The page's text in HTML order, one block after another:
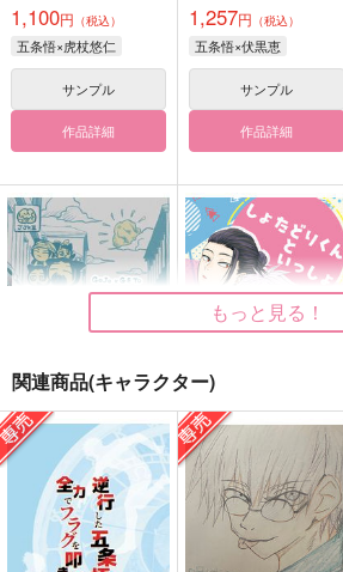
1,100円 （税込）
五条悟×虎杖悠仁
サンプル
作品詳細
1,257円 （税込）
五条悟×伏黒恵
サンプル
作品詳細
ちみけもRPG
なむなむ。
715 円（税込）
五条悟×夏油傑
しょたどりくんといっ
しょ！
トップシークレット
409 円（税込）
五条悟×虎杖悠仁
もっと見る！
関連商品(キャラクター)